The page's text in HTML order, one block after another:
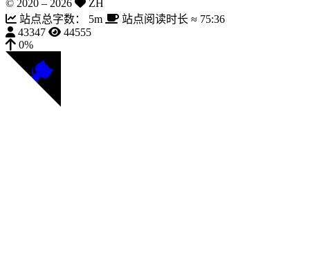
© 2020 – 2026
ZH
站点总字数：
5m 站点阅读时长 ≈ 75:36
43347
44555
0%